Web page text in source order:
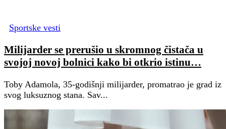
Sportske vesti
Milijarder se prerušio u skromnog čistača u
svojoj novoj bolnici kako bi otkrio istinu…
Toby Adamola, 35-godišnji milijarder, promatrao je grad iz
svog luksuznog stana. Sav...